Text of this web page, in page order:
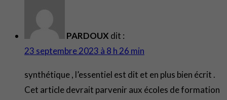
PARDOUX dit :
23 septembre 2023 à 8 h 26 min
synthétique , l’essentiel est dit et en plus bien écrit .
Cet article devrait parvenir aux écoles de formation